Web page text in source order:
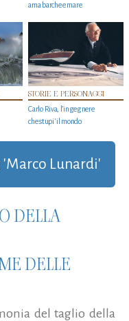
ama barche e mare
STORIE E PERSONAGGI
Carlo Riva, l’ingegnere
che stupi' il mondo
Lunardi'
DELLA
DELLE
del taglio della